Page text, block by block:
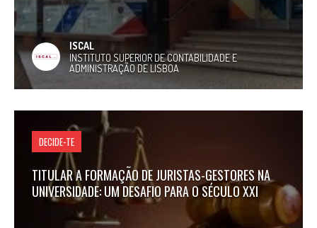
ISCAL
INSTITUTO SUPERIOR DE CONTABILIDADE E
ADMINISTRAÇÃO DE LISBOA
DECIDE-TE
TITULAR A FORMAÇÃO DE JURISTAS-GESTORES NA
UNIVERSIDADE: UM DESAFIO PARA O SÉCULO XXI